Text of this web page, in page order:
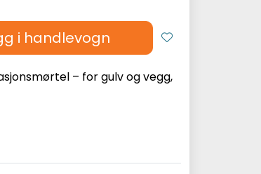
i handlevogn
– for gulv og vegg,